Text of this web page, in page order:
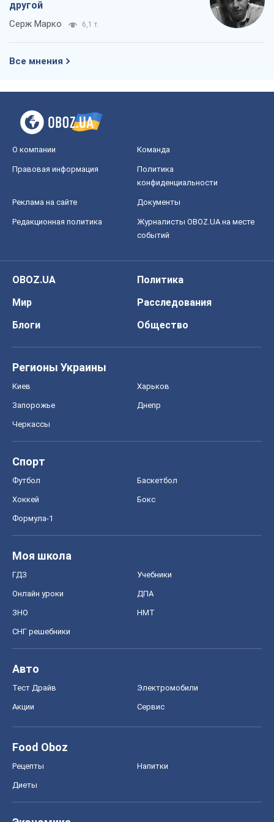
другой
Серж Марко 6,1 т.
Все мнения
О компании Команда
Правовая информация
Политика
конфиденциальности
Реклама на сайте Документы
Редакционная политика
Журналисты OBOZ.UA на месте
событий
OBOZ.UA
Политика
Мир
Расследования
Блоги
Общество
Регионы Украины
Киев Харьков
Запорожье Днепр
Черкассы
Спорт
Футбол Баскетбол
Хоккей Бокс
Формула-1
Моя школа
ГДЗ Учебники
Онлайн уроки ДПА
ЗНО НМТ
СНГ решебники
Авто
Тест Драйв Электромобили
Акции Сервис
Food Oboz
Рецепты Напитки
Диеты